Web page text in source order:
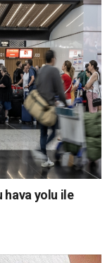
hava yolu ile